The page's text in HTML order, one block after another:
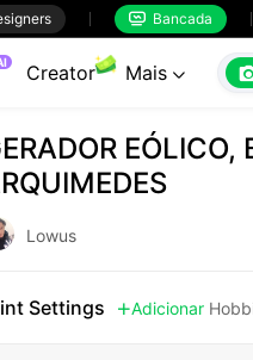
 Bancada
Creator Mais 
EÓLICO,
Lowus
Settings Adicionar